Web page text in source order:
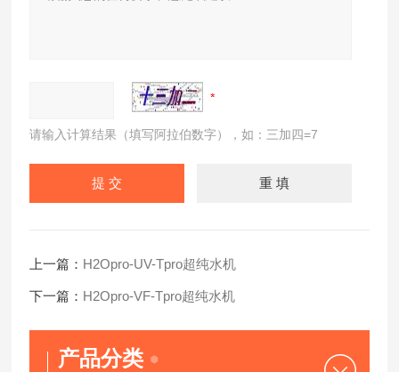
请输入计算结果（填写阿拉伯数字），如：三加四=7
上一篇： H2Opro-UV-Tpro超纯水机
下一篇： H2Opro-VF-Tpro超纯水机
产品分类